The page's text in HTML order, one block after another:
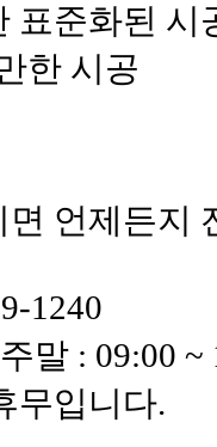
표준화된 시
한 시공
언제든지
1240
말 : 09:00 ~
무입니다.